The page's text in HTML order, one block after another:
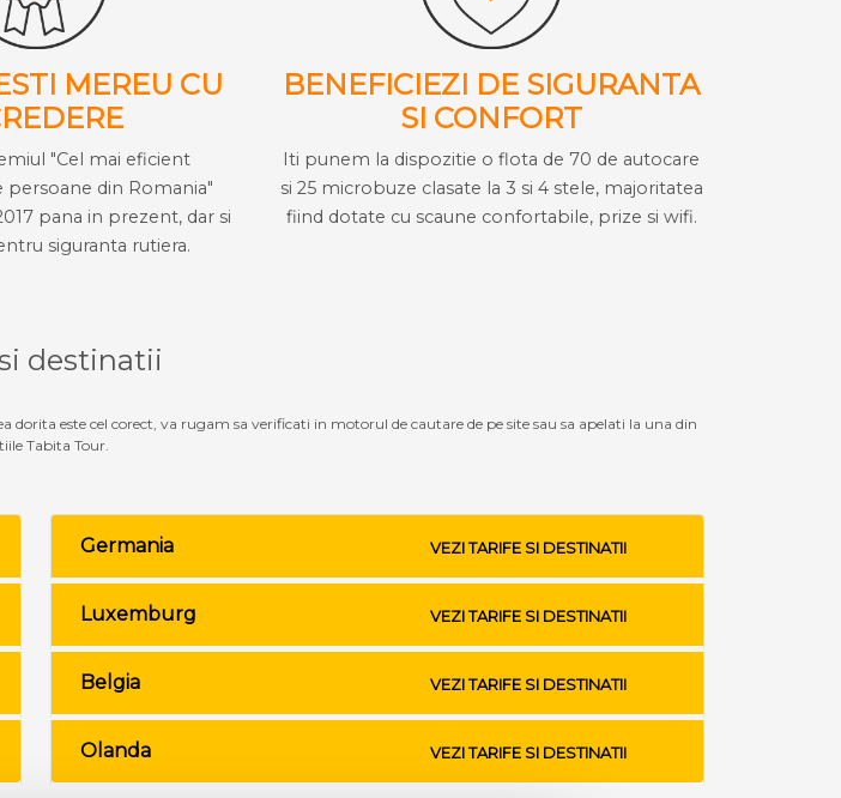
MEREU CU
"Cel mai eficient
din Romania"
pana in prezent, dar si
siguranta rutiera.
BENEFICIEZI DE SIGURANTA
SI CONFORT
Iti punem la dispozitie o flota de 70 de autocare
si 25 microbuze clasate la 3 si 4 stele, majoritatea
fiind dotate cu scaune confortabile, prize si wifi.
destinatii
este cel corect, va rugam sa verificati in motorul de cautare de pe site sau sa apelati la una din
Tabita Tour.
Germania VEZI TARIFE SI DESTINATII
Luxemburg VEZI TARIFE SI DESTINATII
Belgia VEZI TARIFE SI DESTINATII
Olanda VEZI TARIFE SI DESTINATII